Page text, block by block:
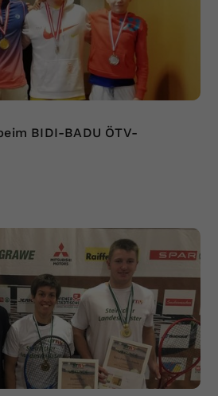
BIDI-BADU ÖTV-